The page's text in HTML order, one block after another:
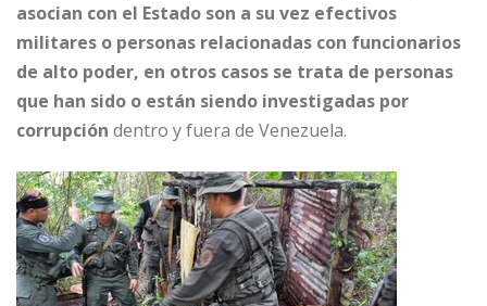
asocian con el Estado son a su vez efectivos
militares o personas relacionadas con funcionarios
de alto poder, en otros casos se trata de personas
que han sido o están siendo investigadas por
corrupción dentro y fuera de Venezuela.